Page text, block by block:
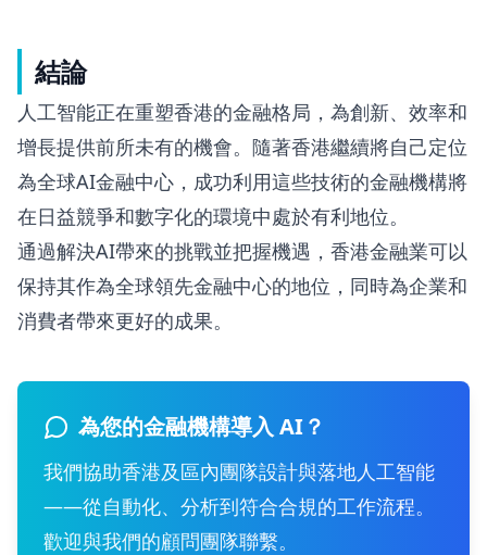
結論
人工智能正在重塑香港的金融格局，為創新、效率和
增長提供前所未有的機會。隨著香港繼續將自己定位
為全球AI金融中心，成功利用這些技術的金融機構將
在日益競爭和數字化的環境中處於有利地位。
通過解決AI帶來的挑戰並把握機遇，香港金融業可以
保持其作為全球領先金融中心的地位，同時為企業和
消費者帶來更好的成果。
為您的金融機構導入 AI？
我們協助香港及區內團隊設計與落地人工智能
——從自動化、分析到符合合規的工作流程。
歡迎與我們的顧問團隊聯繫。